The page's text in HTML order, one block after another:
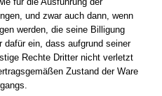
und zwar auch dann, wenn
werden, die seine Billigung
ein, dass aufgrund seiner
Rechte Dritter nicht verletzt
Zustand der Ware